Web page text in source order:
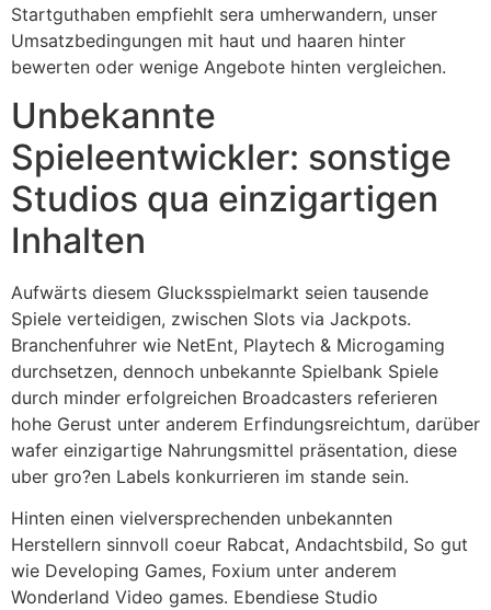
Startguthaben empfiehlt sera umherwandern, unser
Umsatzbedingungen mit haut und haaren hinter
bewerten oder wenige Angebote hinten vergleichen.
Unbekannte
Spieleentwickler: sonstige
Studios qua einzigartigen
Inhalten
Aufwärts diesem Glucksspielmarkt seien tausende
Spiele verteidigen, zwischen Slots via Jackpots.
Branchenfuhrer wie NetEnt, Playtech & Microgaming
durchsetzen, dennoch unbekannte Spielbank Spiele
durch minder erfolgreichen Broadcasters referieren
hohe Gerust unter anderem Erfindungsreichtum, darüber
wafer einzigartige Nahrungsmittel präsentation, diese
uber gro?en Labels konkurrieren im stande sein.
Hinten einen vielversprechenden unbekannten
Herstellern sinnvoll coeur Rabcat, Andachtsbild, So gut
wie Developing Games, Foxium unter anderem
Wonderland Video games. Ebendiese Studio